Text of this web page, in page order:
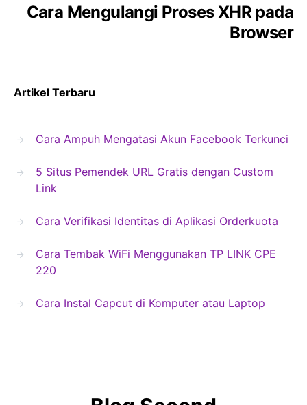
Cara Mengulangi Proses XHR pada
Browser
Artikel Terbaru
Cara Ampuh Mengatasi Akun Facebook Terkunci
5 Situs Pemendek URL Gratis dengan Custom
Link
Cara Verifikasi Identitas di Aplikasi Orderkuota
Cara Tembak WiFi Menggunakan TP LINK CPE
220
Cara Instal Capcut di Komputer atau Laptop